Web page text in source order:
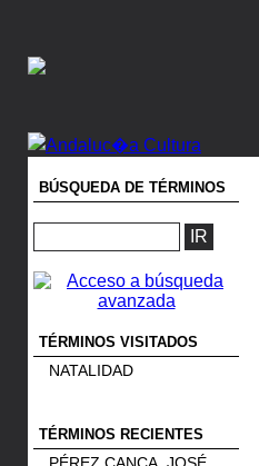
BÚSQUEDA DE TÉRMINOS
TÉRMINOS VISITADOS
NATALIDAD
TÉRMINOS RECIENTES